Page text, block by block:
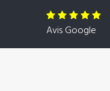
Avis Google